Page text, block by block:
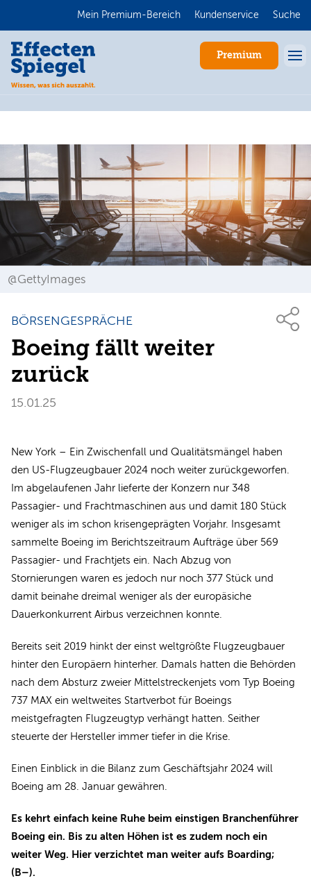
Mein Premium-Bereich Kundenservice Suche
Premium
@GettyImages
BÖRSENGESPRÄCHE
Boeing fällt weiter
zurück
15.01.25
New York – Ein Zwischenfall und Qualitätsmängel haben
den US-Flugzeugbauer 2024 noch weiter zurückgeworfen.
Im abgelaufenen Jahr lieferte der Konzern nur 348
Passagier- und Frachtmaschinen aus und damit 180 Stück
weniger als im schon krisengeprägten Vorjahr. Insgesamt
sammelte Boeing im Berichtszeitraum Aufträge über 569
Passagier- und Frachtjets ein. Nach Abzug von
Stornierungen waren es jedoch nur noch 377 Stück und
damit beinahe dreimal weniger als der europäsiche
Dauerkonkurrent Airbus verzeichnen konnte.
Bereits seit 2019 hinkt der einst weltgrößte Flugzeugbauer
hinter den Europäern hinterher. Damals hatten die Behörden
nach dem Absturz zweier Mittelstreckenjets vom Typ Boeing
737 MAX ein weltweites Startverbot für Boeings
meistgefragten Flugzeugtyp verhängt hatten. Seither
steuerte der Hersteller immer tiefer in die Krise.
Einen Einblick in die Bilanz zum Geschäftsjahr 2024 will
Boeing am 28. Januar gewähren.
Es kehrt einfach keine Ruhe beim einstigen Branchenführer
Boeing ein. Bis zu alten Höhen ist es zudem noch ein
weiter Weg. Hier verzichtet man weiter aufs Boarding;
(B–).
Anmelden